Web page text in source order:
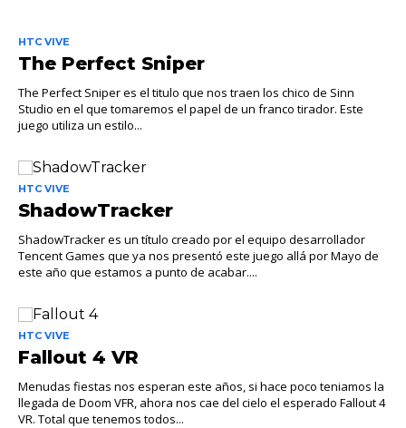
HTC VIVE
The Perfect Sniper
The Perfect Sniper es el titulo que nos traen los chico de Sinn
Studio en el que tomaremos el papel de un franco tirador. Este
juego utiliza un estilo...
HTC VIVE
ShadowTracker
ShadowTracker es un título creado por el equipo desarrollador
Tencent Games que ya nos presentó este juego allá por Mayo de
este año que estamos a punto de acabar....
HTC VIVE
Fallout 4 VR
Menudas fiestas nos esperan este años, si hace poco teniamos la
llegada de Doom VFR, ahora nos cae del cielo el esperado Fallout 4
VR. Total que tenemos todos...